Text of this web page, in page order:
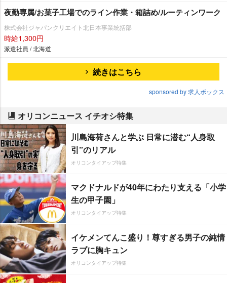
夜勤専属/お菓子工場でのライン作業・箱詰め/ルーティンワーク
株式会社ジャパンクリエイト北日本事業統括部
時給1,300円
派遣社員 / 北海道
続きはこちら
sponsored by 求人ボックス
オリコンニュース イチオシ特集
川島海荷さんと学ぶ 日常に潜む“人身取
引”のリアル
オリコンタイアップ特集
マクドナルドが40年にわたり支える「小学
生の甲子園」
オリコンタイアップ特集
イケメンてんこ盛り！尊すぎる男子の純情
ラブに胸キュン
オリコンタイアップ特集